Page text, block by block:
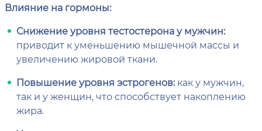
Влияние на гормоны:
Снижение уровня тестостерона у мужчин:
приводит к уменьшению мышечной массы и
увеличению жировой ткани.
Повышение уровня эстрогенов:как у мужчин,
так и у женщин, что способствует накоплению
жира.